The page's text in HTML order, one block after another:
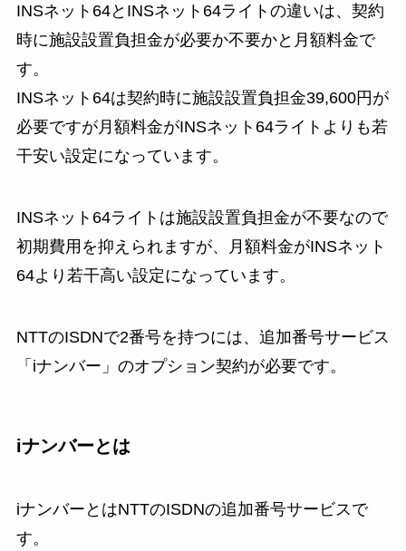
INSネット64とINSネット64ライトの違いは、契約
時に施設設置負担金が必要か不要かと月額料金で
す。
INSネット64は契約時に施設設置負担金39,600円が
必要ですが月額料金がINSネット64ライトよりも若
干安い設定になっています。
INSネット64ライトは施設設置負担金が不要なので
初期費用を抑えられますが、月額料金がINSネット
64より若干高い設定になっています。
NTTのISDNで2番号を持つには、追加番号サービス
「iナンバー」のオプション契約が必要です。
iナンバーとは
iナンバーとはNTTのISDNの追加番号サービスで
す。